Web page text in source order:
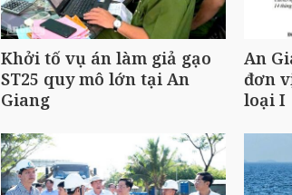
Khởi tố vụ án làm giả gạo
ST25 quy mô lớn tại An
Giang
An
đơn
loại I